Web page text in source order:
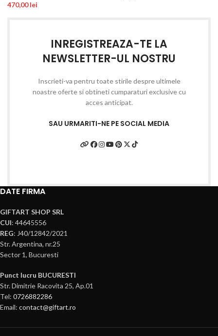
470,00lei
INREGISTREAZA-TE LA
NEWSLETTER-UL NOSTRU
Inscrieti-va pentru toate stirile despre ultimele
noastre oferte si obtineti cumparaturi exclusive cu
acces anticipat.
SAU URMARITI-NE PE SOCIAL MEDIA
DATE FIRMA
GIFTART SHOP SRL
CUI: 44645556
REG: J40/12842/2021
Str. Argentina, nr.25
Sector 1, Bucuresti
Punct lucru BUCURESTI
Str. Dimitrie Racovita 25, Ap.01
Tel: 0726882286
Email: contact@giftart.ro